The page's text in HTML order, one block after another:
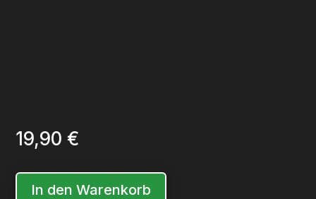
19,90€
In den Warenkorb